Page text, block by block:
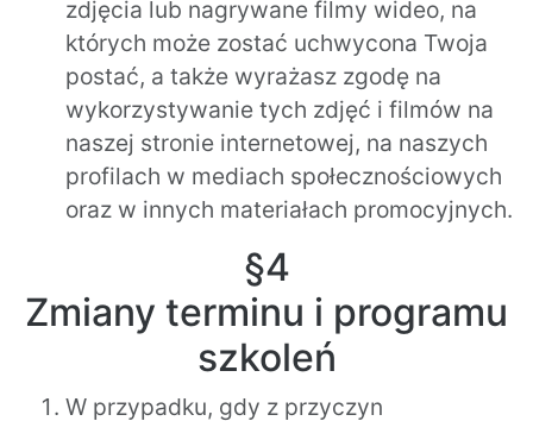
zdjęcia lub nagrywane filmy wideo, na
których może zostać uchwycona Twoja
postać, a także wyrażasz zgodę na
wykorzystywanie tych zdjęć i filmów na
naszej stronie internetowej, na naszych
profilach w mediach społecznościowych
oraz w innych materiałach promocyjnych.
§4
Zmiany terminu i programu
szkoleń
W przypadku, gdy z przyczyn